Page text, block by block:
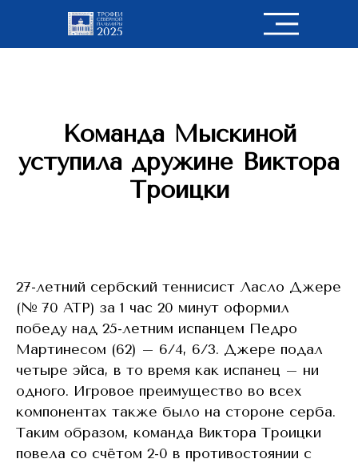
Команда Мыскиной
уступила дружине Виктора
Троицки
27-летний сербский теннисист Ласло Джере
(№ 70 ATP) за 1 час 20 минут оформил
победу над 25-летним испанцем Педро
Мартинесом (62) – 6/4, 6/3. Джере подал
четыре эйса, в то время как испанец – ни
одного. Игровое преимущество во всех
компонентах также было на стороне серба.
Таким образом, команда Виктора Троицки
повела со счётом 2-0 в противостоянии с